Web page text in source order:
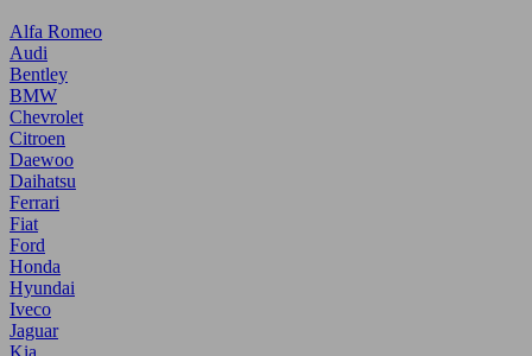
Alfa Romeo
Audi
Bentley
BMW
Chevrolet
Citroen
Daewoo
Daihatsu
Ferrari
Fiat
Ford
Honda
Hyundai
Iveco
Jaguar